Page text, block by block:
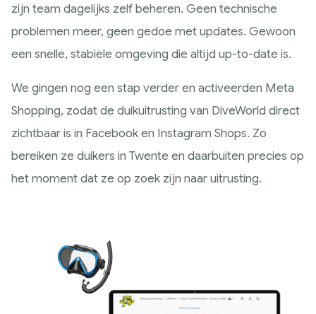
zijn team dagelijks zelf beheren. Geen technische
problemen meer, geen gedoe met updates. Gewoon
een snelle, stabiele omgeving die altijd up-to-date is.
We gingen nog een stap verder en activeerden Meta
Shopping, zodat de duikuitrusting van DiveWorld direct
zichtbaar is in Facebook en Instagram Shops. Zo
bereiken ze duikers in Twente en daarbuiten precies op
het moment dat ze op zoek zijn naar uitrusting.